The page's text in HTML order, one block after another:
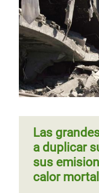
Las
a duplicar
sus
calor